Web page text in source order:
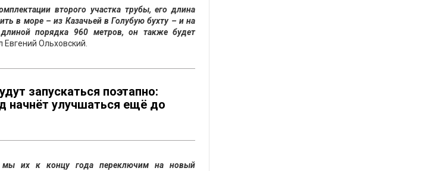
второго участка трубы, его длина
в море – из Казачьей в Голубую бухту – и на
порядка 960 метров, он также будет
Евгений Ольховский.
запускаться поэтапно:
начнёт улучшаться ещё до
мы их к концу года переключим на новый